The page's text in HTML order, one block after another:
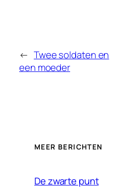
← Twee soldaten en
een moeder
MEER BERICHTEN
De zwarte punt